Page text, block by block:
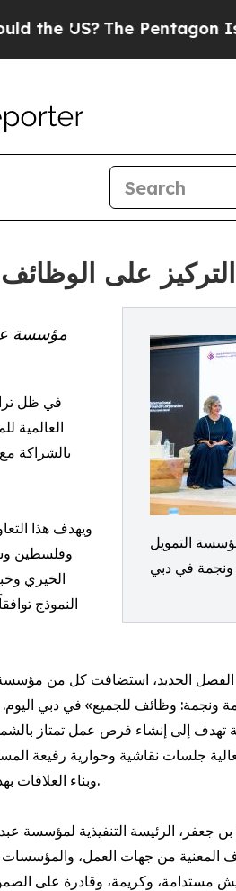
The Pentagon Is
على
التمويل
ونجمة في دبي
مؤسسة
العالمية
بالشراكة
ويهدف هذا
وفلسطين
الخيري
النموذج
الجديد، استضافت كل من مؤسسة
ونجمة: وظائف للجميع» في دبي
إلى إنشاء فرص عمل تمتاز
جلسات نقاشية وحوارية رفيعة
وبناء العلاقات بهدف تعزيز التعاون وتشجيع التزام أصحاب العمل بالشراكات.
جعفر، الرئيسة التنفيذية لمؤسسة عبد
من جهات العمل، والمؤسسات
وكريمة، وقادرة على الصمود